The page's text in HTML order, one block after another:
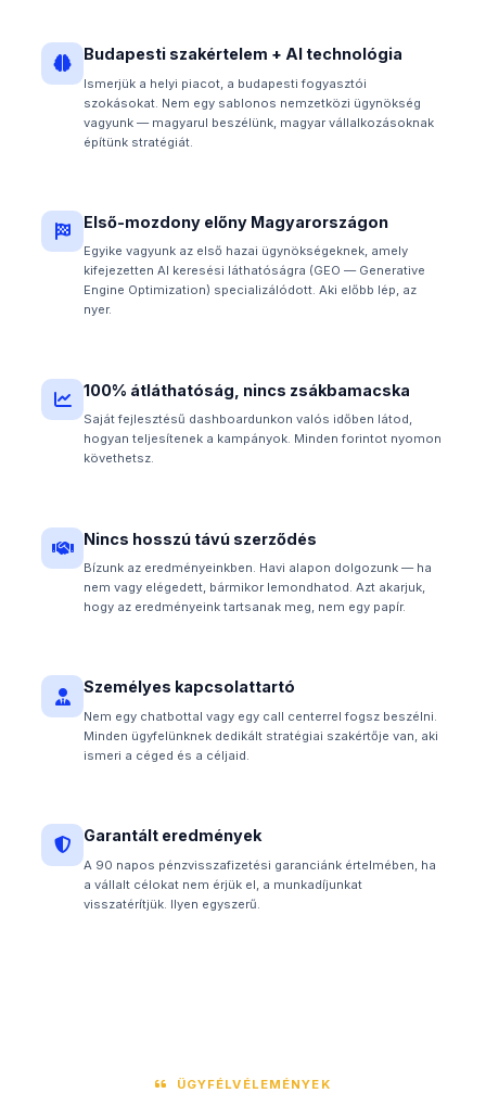
Budapesti szakértelem + AI technológia
Ismerjük a helyi piacot, a budapesti fogyasztói
szokásokat. Nem egy sablonos nemzetközi ügynökség
vagyunk — magyarul beszélünk, magyar vállalkozásoknak
építünk stratégiát.
Első-mozdony előny Magyarországon
Egyike vagyunk az első hazai ügynökségeknek, amely
kifejezetten AI keresési láthatóságra (GEO — Generative
Engine Optimization) specializálódott. Aki előbb lép, az
nyer.
100% átláthatóság, nincs zsákbamacska
Saját fejlesztésű dashboardunkon valós időben látod,
hogyan teljesítenek a kampányok. Minden forintot nyomon
követhetsz.
Nincs hosszú távú szerződés
Bízunk az eredményeinkben. Havi alapon dolgozunk — ha
nem vagy elégedett, bármikor lemondhatod. Azt akarjuk,
hogy az eredményeink tartsanak meg, nem egy papír.
Személyes kapcsolattartó
Nem egy chatbottal vagy egy call centerrel fogsz beszélni.
Minden ügyfelünknek dedikált stratégiai szakértője van, aki
ismeri a céged és a céljaid.
Garantált eredmények
A 90 napos pénzvisszafizetési garanciánk értelmében, ha
a vállalt célokat nem érjük el, a munkadíjunkat
visszatérítjük. Ilyen egyszerű.
ÜGYFÉLVÉLEMÉNYEK